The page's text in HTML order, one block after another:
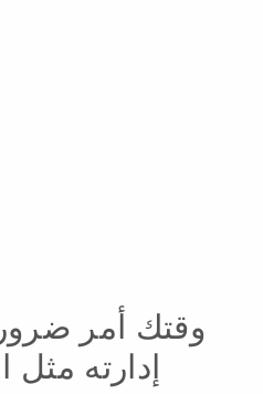
وقتك أمر
إدارته مثل